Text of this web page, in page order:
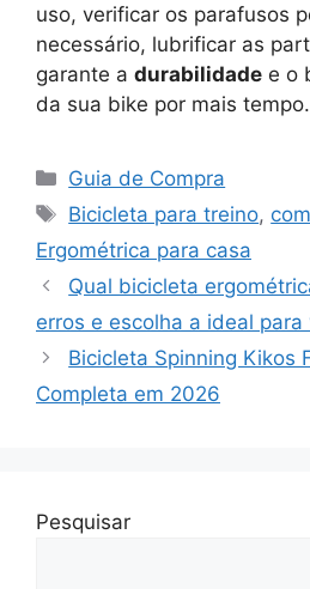
uso, verificar os parafusos
necessário, lubrificar as
garante a durabilidade e o
da sua bike por mais tempo.
Categorias
Guia de Compra
Tags
Bicicleta para treino,
Ergométrica para casa
Qual bicicleta
erros e escolha a ideal para
Bicicleta Spinning Kikos
Completa em 2026
Pesquisar